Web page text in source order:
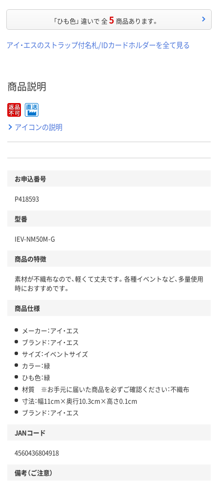
「ひも色」 違いで 全5 商品あります。
アイ・エスのストラップ付名札/IDカードホルダーを全て見る
商品説明
アイコンの説明
お申込番号
P418593
型番
IEV-NM50M-G
商品の特徴
素材が不織布なので、軽くて丈夫です。各種イベントなど、多量使用
時におすすめです。
商品仕様
メーカー：アイ・エス
ブランド：アイ・エス
サイズ：イベントサイズ
カラー：緑
ひも色：緑
材質 ※お手元に届いた商品を必ずご確認ください：不織布
寸法：幅11cm×奥行10.3cm×高さ0.1cm
ブランド：アイ・エス
JANコード
4560436804918
備考（ご注意）